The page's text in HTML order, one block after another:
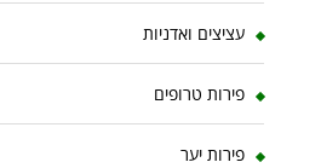
עציצים ואדניות
פירות טרופים
פירות יער